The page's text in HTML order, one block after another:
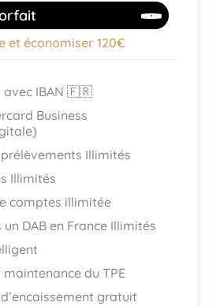
et économiser 120€
avec IBAN 🇫🇷
Business
Illimités
Illimités
comptes illimitée
DAB en France Illimités
du TPE
gratuit